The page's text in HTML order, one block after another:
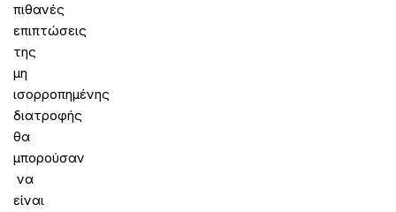
πιθανές
επιπτώσεις
της
μη
ισορροπημένης
διατροφής
θα
μπορούσαν
να
είναι